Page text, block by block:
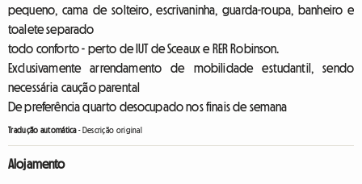
pequeno, cama de solteiro, escrivaninha, guarda-roupa, banheiro e
toalete separado
todo conforto - perto de IUT de Sceaux e RER Robinson.
Exclusivamente arrendamento de mobilidade estudantil, sendo
necessária caução parental
De preferência quarto desocupado nos finais de semana
Tradução automática- Descrição original
Alojamento